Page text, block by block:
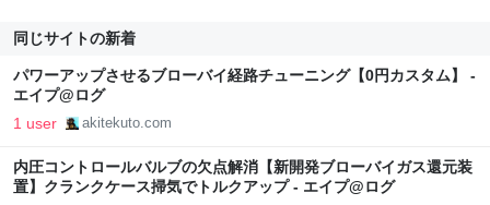
同じサイトの新着
パワーアップさせるブローバイ経路チューニング【0円カスタム】 -
エイプ@ログ
1 user akitekuto.com
内圧コントロールバルブの欠点解消【新開発ブローバイガス還元装
置】クランクケース掃気でトルクアップ - エイプ@ログ